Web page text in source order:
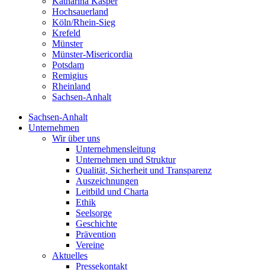
Hochsauerland
Köln/Rhein-Sieg
Krefeld
Münster
Münster-Misericordia
Potsdam
Remigius
Rheinland
Sachsen-Anhalt
Sachsen-Anhalt
Unternehmen
Wir über uns
Unternehmensleitung
Unternehmen und Struktur
Qualität, Sicherheit und Transparenz
Auszeichnungen
Leitbild und Charta
Ethik
Seelsorge
Geschichte
Prävention
Vereine
Aktuelles
Pressekontakt